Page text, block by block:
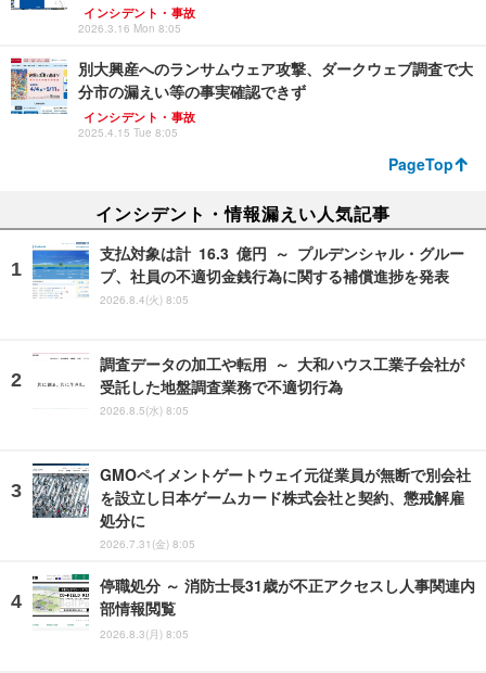
インシデント・事故
2026.3.16 Mon 8:05
別大興産へのランサムウェア攻撃、ダークウェブ調査で大
分市の漏えい等の事実確認できず
インシデント・事故
2025.4.15 Tue 8:05
PageTop
インシデント・情報漏えい人気記事
支払対象は計 16.3 億円 ～ プルデンシャル・グルー
プ、社員の不適切金銭行為に関する補償進捗を発表
2026.8.4(火) 8:05
調査データの加工や転用 ～ 大和ハウス工業子会社が
受託した地盤調査業務で不適切行為
2026.8.5(水) 8:05
GMOペイメントゲートウェイ元従業員が無断で別会社
を設立し日本ゲームカード株式会社と契約、懲戒解雇
処分に
2026.7.31(金) 8:05
停職処分 ～ 消防士長31歳が不正アクセスし人事関連内
部情報閲覧
2026.8.3(月) 8:05